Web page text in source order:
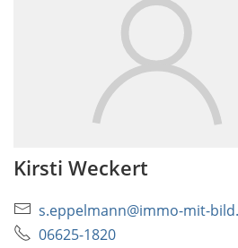
Kirsti Weckert
s.eppelmann@immo-mit-
06625-1820